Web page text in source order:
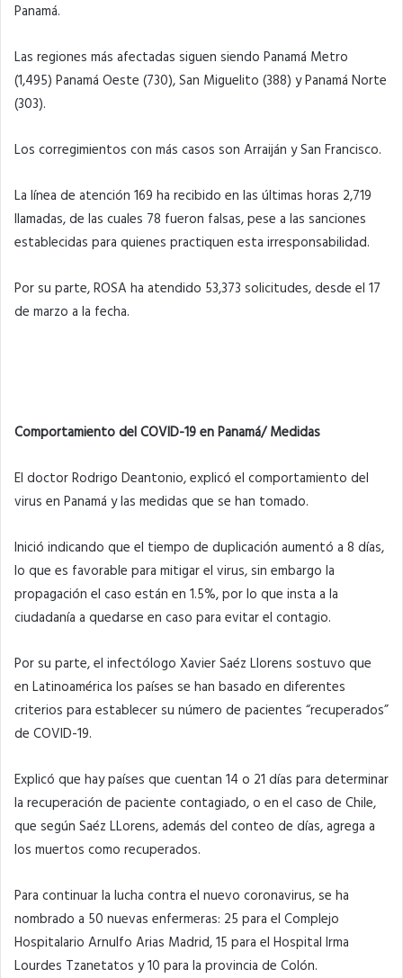
Panamá.
Las regiones más afectadas siguen siendo Panamá Metro
(1,495) Panamá Oeste (730), San Miguelito (388) y Panamá Norte
(303).
Los corregimientos con más casos son Arraiján y San Francisco.
La línea de atención 169 ha recibido en las últimas horas 2,719
llamadas, de las cuales 78 fueron falsas, pese a las sanciones
establecidas para quienes practiquen esta irresponsabilidad.
Por su parte, ROSA ha atendido 53,373 solicitudes, desde el 17
de marzo a la fecha.
Comportamiento del COVID-19 en Panamá/ Medidas
El doctor Rodrigo Deantonio, explicó el comportamiento del
virus en Panamá y las medidas que se han tomado.
Inició indicando que el tiempo de duplicación aumentó a 8 días,
lo que es favorable para mitigar el virus, sin embargo la
propagación el caso están en 1.5%, por lo que insta a la
ciudadanía a quedarse en caso para evitar el contagio.
Por su parte, el infectólogo Xavier Saéz Llorens sostuvo que
en Latinoamérica los países se han basado en diferentes
criterios para establecer su número de pacientes “recuperados”
de COVID-19.
Explicó que hay países que cuentan 14 o 21 días para determinar
la recuperación de paciente contagiado, o en el caso de Chile,
que según Saéz LLorens, además del conteo de días, agrega a
los muertos como recuperados.
Para continuar la lucha contra el nuevo coronavirus, se ha
nombrado a 50 nuevas enfermeras: 25 para el Complejo
Hospitalario Arnulfo Arias Madrid, 15 para el Hospital Irma
Lourdes Tzanetatos y 10 para la provincia de Colón.